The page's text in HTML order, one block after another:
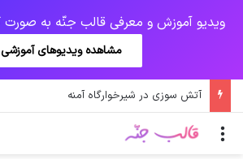
ویدیو آموزش و معرفی قالب جنّه به صورت کامل
مشاهده ویدیوهای آموزشی
آتش سوزی در شیرخوارگاه آمنه
منو